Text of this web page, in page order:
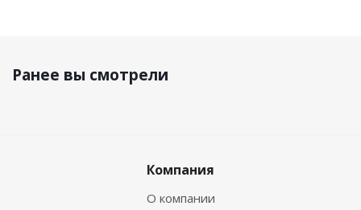
Ранее вы смотрели
Компания
О компании